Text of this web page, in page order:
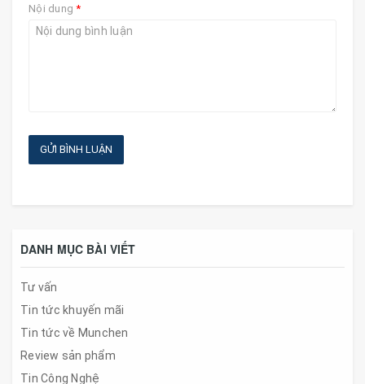
Nội dung*
GỬI BÌNH LUẬN
DANH MỤC BÀI VIẾT
Tư vấn
Tin tức khuyến mãi
Tin tức về Munchen
Review sản phẩm
Tin Công Nghệ